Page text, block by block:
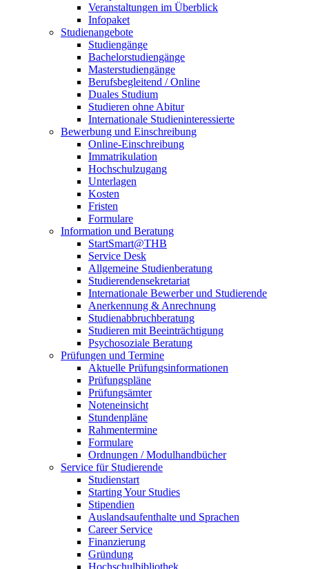
Veranstaltungen im Überblick
Infopaket
Studienangebote
Studiengänge
Bachelorstudiengänge
Masterstudiengänge
Berufsbegleitend / Online
Duales Studium
Studieren ohne Abitur
Internationale Studieninteressierte
Bewerbung und Einschreibung
Online-Einschreibung
Immatrikulation
Hochschulzugang
Unterlagen
Kosten
Fristen
Formulare
Information und Beratung
StartSmart@THB
Service Desk
Allgemeine Studienberatung
Studierendensekretariat
Internationale Bewerber und Studierende
Anerkennung & Anrechnung
Studienabbruchberatung
Studieren mit Beeinträchtigung
Psychosoziale Beratung
Prüfungen und Termine
Aktuelle Prüfungsinformationen
Prüfungspläne
Prüfungsämter
Noteneinsicht
Stundenpläne
Rahmentermine
Formulare
Ordnungen / Modulhandbücher
Service für Studierende
Studienstart
Starting Your Studies
Stipendien
Auslandsaufenthalte und Sprachen
Career Service
Finanzierung
Gründung
Hochschulbibliothek